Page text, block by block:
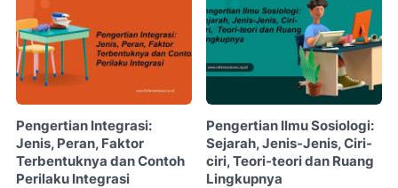
Pengertian Integrasi:
Jenis, Peran, Faktor
Terbentuknya dan Contoh
Perilaku Integrasi
Pengertian Ilmu Sosiologi:
Sejarah, Jenis-Jenis, Ciri-
ciri, Teori-teori dan Ruang
Lingkupnya